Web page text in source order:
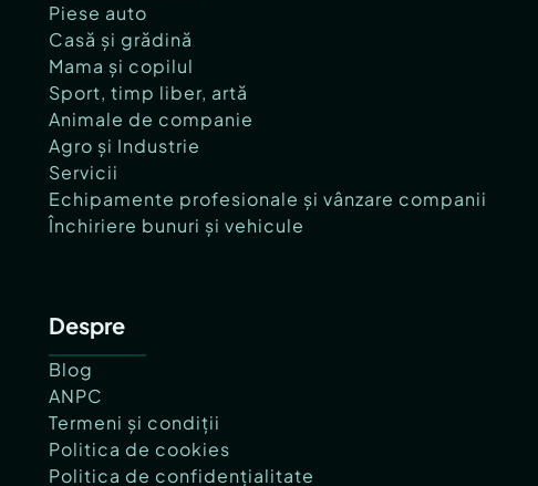
Piese auto
Casă și grădină
Mama și copilul
Sport, timp liber, artă
Animale de companie
Agro și Industrie
Servicii
Echipamente profesionale și vânzare companii
Închiriere bunuri și vehicule
Despre
Blog
ANPC
Termeni și condiții
Politica de cookies
Politica de confidențialitate